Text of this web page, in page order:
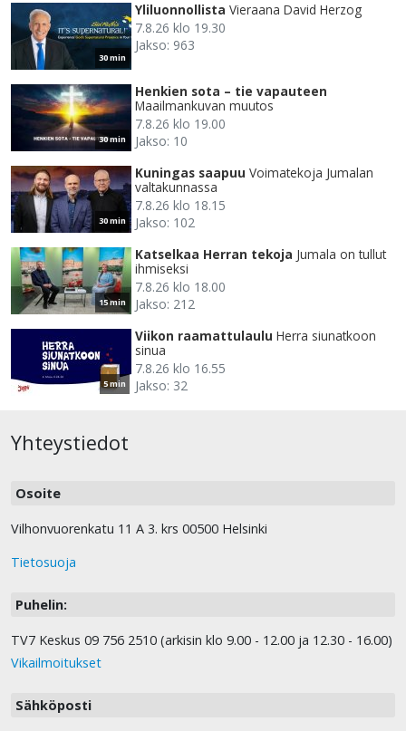
30 min
Yliluonnollista Vieraana David Herzog
7.8.26 klo 19.30
Jakso: 963
30 min
Henkien sota – tie vapauteen
Maailmankuvan muutos
7.8.26 klo 19.00
Jakso: 10
30 min
Kuningas saapuu Voimatekoja Jumalan
valtakunnassa
7.8.26 klo 18.15
Jakso: 102
15 min
Katselkaa Herran tekoja Jumala on tullut
ihmiseksi
7.8.26 klo 18.00
Jakso: 212
5 min
Viikon raamattulaulu Herra siunatkoon
sinua
7.8.26 klo 16.55
Jakso: 32
Yhteystiedot
Osoite
Vilhonvuorenkatu 11 A 3. krs 00500 Helsinki
Tietosuoja
Puhelin:
TV7 Keskus 09 756 2510 (arkisin klo 9.00 - 12.00 ja 12.30 - 16.00)
Vikailmoitukset
Sähköposti